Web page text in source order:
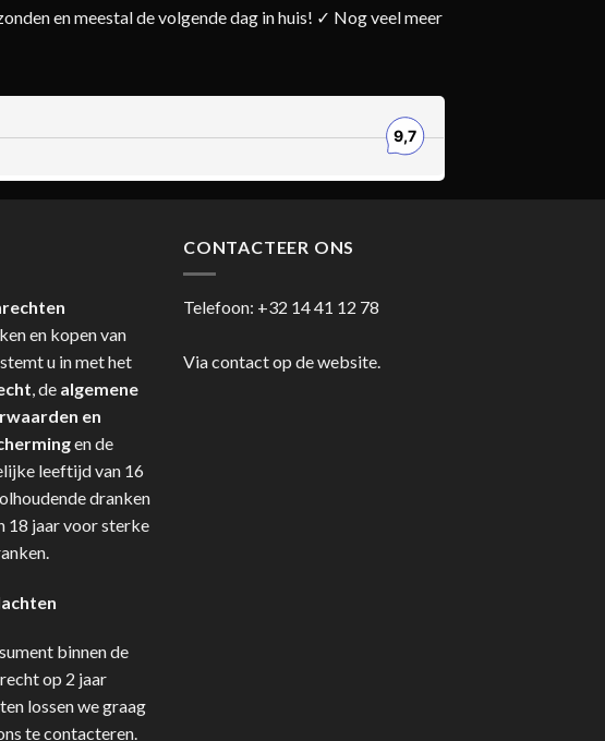
en meestal de volgende dag in huis! ✓ Nog veel meer
en kopen van
u in met het
, de algemene
en
en de
leeftijd van 16
dranken
18 jaar voor sterke
binnen de
op 2 jaar
lossen we graag
te contacteren.
CONTACTEER ONS
Telefoon: +32 14 41 12 78
Via contact op de website.